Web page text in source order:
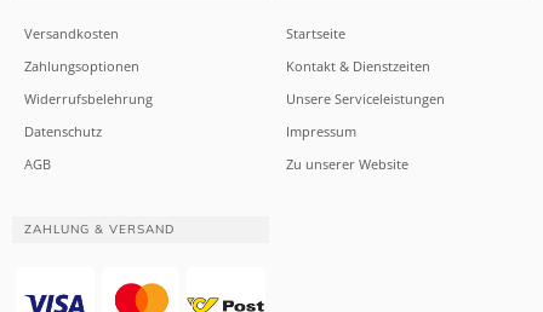
Versandkosten
Zahlungsoptionen
Widerrufsbelehrung
Datenschutz
AGB
Startseite
Kontakt & Dienstzeiten
Unsere Serviceleistungen
Impressum
Zu unserer Website
ZAHLUNG & VERSAND